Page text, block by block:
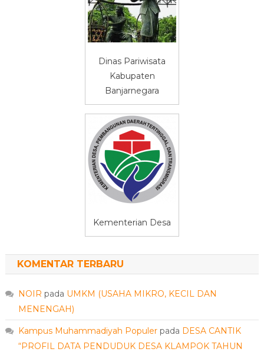
Dinas Pariwisata
Kabupaten
Banjarnegara
Kementerian Desa
KOMENTAR TERBARU
NOIR pada UMKM (USAHA MIKRO, KECIL DAN
MENENGAH)
Kampus Muhammadiyah Populerpada DESA CANTIK
“PROFIL DATA PENDUDUK DESA KLAMPOK TAHUN